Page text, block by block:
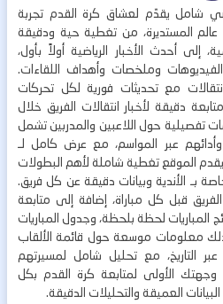
شامل يقدّم لعشاق كرة القدم تجربة
المستديرة، من تغطية حية ودقيقة
إلى أحدث الأخبار الرياضية أولاً بأول،
وملخصات وأهداف اللقاءات.
مع تحديثات فورية لكل تحركات
دقيقة لأخبار انتقالات الفريق خلال
تفصيلية حول اللاعبين والمدربين تشمل
وأدائهم عبر المواسم، مع عرض كامل لـ
الموقع تغطية شاملة لأهم البطولات
بـ الأندية وبيانات دقيقة عن كل فريق.
قبل كل مباراة، إضافة إلى متابعة
المباريات لحظة بلحظة، وجدول المباريات
معلومات موسعة حول قائمة الألقاب
عبر التاريخ، مع تحليل شامل لمسيرتهم
الأولى لمتابعة كرة القدم بكل
العميقة والتحليلات الدقيقة.